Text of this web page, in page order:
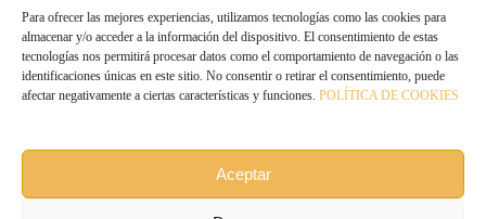
Para ofrecer las mejores experiencias, utilizamos tecnologías como las cookies para
almacenar y/o acceder a la información del dispositivo. El consentimiento de estas
tecnologías nos permitirá procesar datos como el comportamiento de navegación o las
identificaciones únicas en este sitio. No consentir o retirar el consentimiento, puede
afectar negativamente a ciertas características y funciones. POLÍTICA DE COOKIES
Aceptar
913 50 43 05
Linkedin: ACCOE